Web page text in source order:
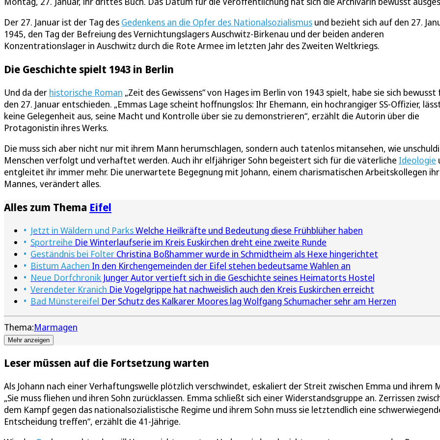
Der 27. Januar ist der Tag des Gedenkens an die Opfer des Nationalsozialismus und bezieht sich auf den 27.
1945, den Tag der Befreiung des Vernichtungslagers Auschwitz-Birkenau und der beiden anderen
Konzentrationslager in Auschwitz durch die Rote Armee im letzten Jahr des Zweiten Weltkriegs.
Die Geschichte spielt 1943 in Berlin
Und da der historische Roman „Zeit des Gewissens“ von Hages im Berlin von 1943 spielt, habe sie sich bewusst
den 27. Januar entschieden. „Emmas Lage scheint hoffnungslos: Ihr Ehemann, ein hochrangiger SS-Offizier,
keine Gelegenheit aus, seine Macht und Kontrolle über sie zu demonstrieren“, erzählt die Autorin über die
Protagonistin ihres Werks.
Die muss sich aber nicht nur mit ihrem Mann herumschlagen, sondern auch tatenlos mitansehen, wie
Menschen verfolgt und verhaftet werden. Auch ihr elfjähriger Sohn begeistert sich für die väterliche Ideologie
entgleitet ihr immer mehr. Die unerwartete Begegnung mit Johann, einem charismatischen Arbeitskollegen
Mannes, verändert alles.
Alles zum Thema Eifel
Jetzt in Wäldern und ParksWelche Heilkräfte und Bedeutung diese Frühblüher haben
Sportreihe Die Winterlaufserie im Kreis Euskirchen dreht eine zweite Runde
Geständnis bei Folter Christina Boßhammer wurde in Schmidtheim als Hexe hingerichtet
Bistum Aachen In den Kirchengemeinden der Eifel stehen bedeutsame Wahlen an
Neue Dorfchronik Junger Autor vertieft sich in die Geschichte seines Heimatorts Hostel
Verendeter Kranich Die Vogelgrippe hat nachweislich auch den Kreis Euskirchen erreicht
Bad Münstereifel Der Schutz des Kalkarer Moores lag Wolfgang Schumacher sehr am Herzen
Thema:Marmagen
Mehr anzeigen
Leser müssen auf die Fortsetzung warten
Als Johann nach einer Verhaftungswelle plötzlich verschwindet, eskaliert der Streit zwischen Emma und ihrem
„Sie muss fliehen und ihren Sohn zurücklassen. Emma schließt sich einer Widerstandsgruppe an. Zerrissen
dem Kampf gegen das nationalsozialistische Regime und ihrem Sohn muss sie letztendlich eine
Entscheidung treffen“, erzählt die 41-Jährige.